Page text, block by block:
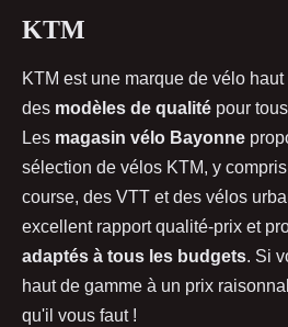
KTM
KTM est une marque de vélo
des modèles de qualité pour
Les magasin vélo Bayonne
sélection de vélos KTM, y
course, des VTT et des vélos
excellent rapport qualité-prix et
adaptés à tous les budgets. Si
haut de gamme à un prix
qu'il vous faut !